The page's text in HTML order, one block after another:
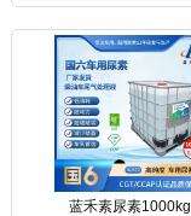
蓝禾素尿素1000kg